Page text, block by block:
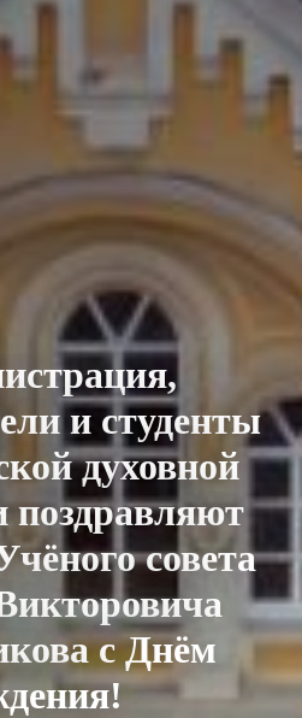
и студенты
духовной
поздравляют
совета
с Днём